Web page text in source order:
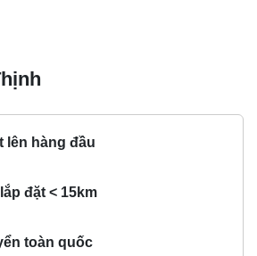
lên hàng đầu
đặt < 15km
toàn quốc